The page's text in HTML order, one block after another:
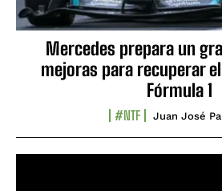
Mercedes prepara un
mejoras para recuperar
Fórmula 1
#NTF Juan José